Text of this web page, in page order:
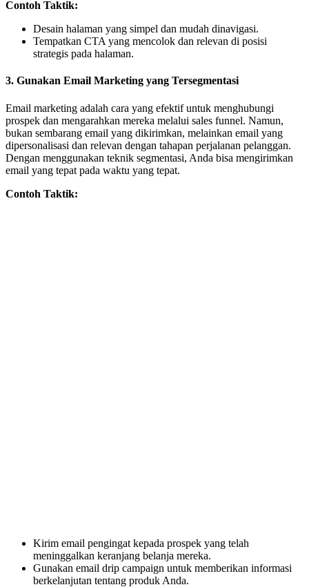
Contoh Taktik:
Desain halaman yang simpel dan mudah dinavigasi.
Tempatkan CTA yang mencolok dan relevan di posisi
strategis pada halaman.
3. Gunakan Email Marketing yang Tersegmentasi
Email marketing adalah cara yang efektif untuk menghubungi
prospek dan mengarahkan mereka melalui sales funnel. Namun,
bukan sembarang email yang dikirimkan, melainkan email yang
dipersonalisasi dan relevan dengan tahapan perjalanan pelanggan.
Dengan menggunakan teknik segmentasi, Anda bisa mengirimkan
email yang tepat pada waktu yang tepat.
Contoh Taktik:
Kirim email pengingat kepada prospek yang telah
meninggalkan keranjang belanja mereka.
Gunakan email drip campaign untuk memberikan informasi
berkelanjutan tentang produk Anda.